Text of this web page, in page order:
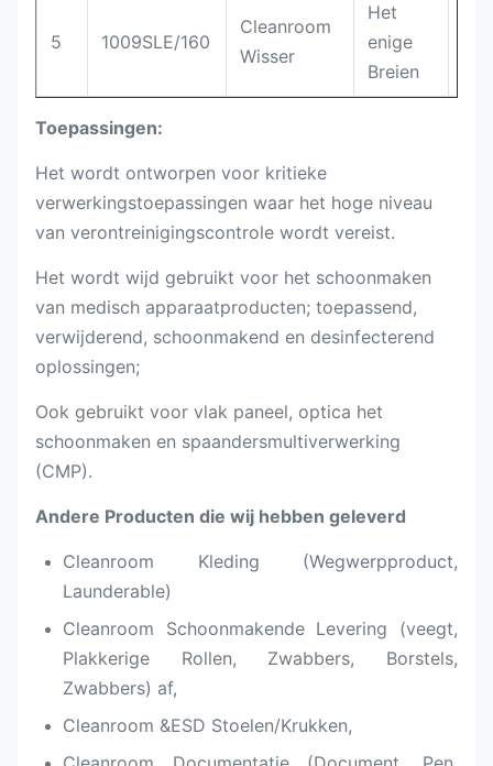
5 1009SLE/160
Cleanroom
Wisser
Het
enige
Breien
Toepassingen:
Het wordt ontworpen voor kritieke
verwerkingstoepassingen waar het hoge niveau
van verontreinigingscontrole wordt vereist.
Het wordt wijd gebruikt voor het schoonmaken
van medisch apparaatproducten; toepassend,
verwijderend, schoonmakend en desinfecterend
oplossingen;
Ook gebruikt voor vlak paneel, optica het
schoonmaken en spaandersmultiverwerking
(CMP).
Andere Producten die wij hebben geleverd
Cleanroom Kleding (Wegwerpproduct,
Launderable)
Cleanroom Schoonmakende Levering (veegt,
Plakkerige Rollen, Zwabbers, Borstels,
Zwabbers) af,
Cleanroom &ESD Stoelen/Krukken,